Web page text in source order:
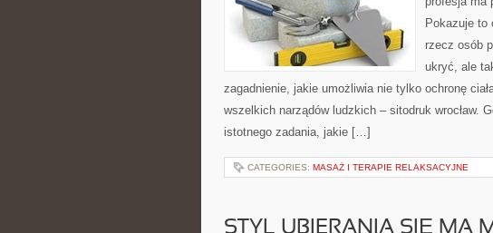
Pokazuje to
rzecz osób
ukryć, ale
zagadnienie, jakie umożliwia nie tylko ochronę
wszelkich narządów ludzkich – sitodruk wrocław.
istotnego zadania, jakie […]
CATEGORIES: MASAŻ I TERAPIE RELAKSACYJNE
STYL UBIERANIA SIĘ MA